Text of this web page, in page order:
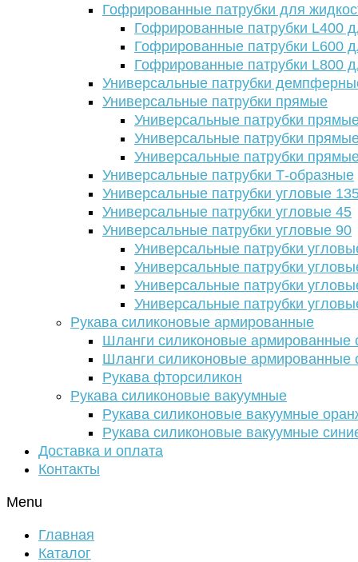
Гофрированные патрубки для
Гофрированные патрубки L400
Гофрированные патрубки L600
Гофрированные патрубки L800
Универсальные патрубки
Универсальные патрубки прямые
Универсальные патрубки
Универсальные патрубки
Универсальные патрубки
Универсальные патрубки Т-образные
Универсальные патрубки угловые
Универсальные патрубки угловые 45
Универсальные патрубки угловые 90
Универсальные патрубки
Универсальные патрубки
Универсальные патрубки
Универсальные патрубки
Рукава силиконовые армированные
Шланги силиконовые армированные
Шланги силиконовые армированные
Рукава фторсиликон
Рукава силиконовые вакуумные
Рукава силиконовые вакуумные
Рукава силиконовые вакуумные
Доставка и оплата
Контакты
Menu
Главная
Каталог